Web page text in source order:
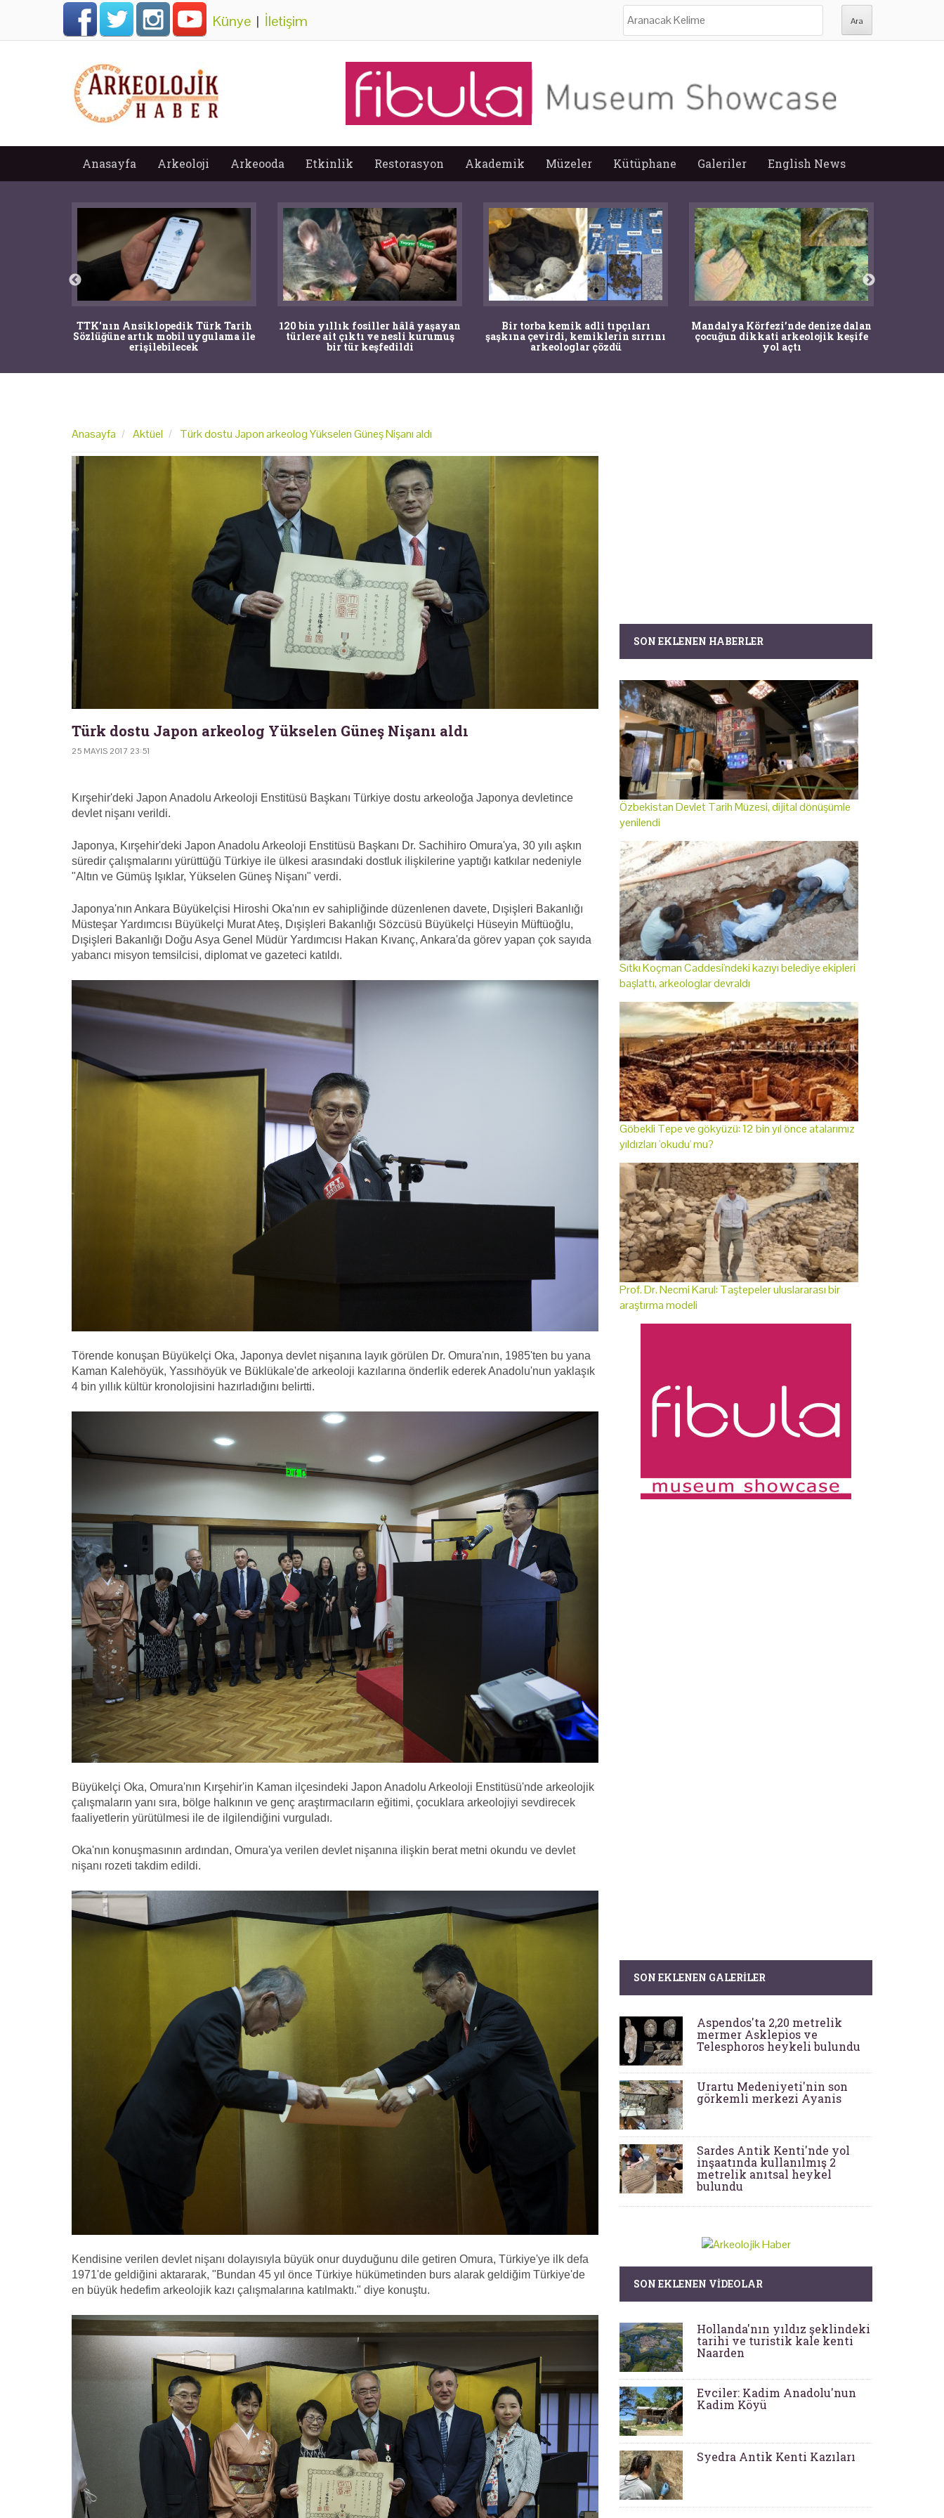
Künye | İletişim
Anasayfa Arkeoloji Arkeooda Etkinlik Restorasyon Akademik Müzeler Kütüphane Galeriler English News
TTK'nın Ansiklopedik Türk Tarih
Sözlüğüne artık mobil uygulama ile
erişilebilecek
120 bin yıllık fosiller hâlâ yaşayan
türlere ait çıktı ve nesli kurumuş
bir tür keşfedildi
Bir torba kemik adli tıpçıları
şaşkına çevirdi, kemiklerin sırrını
arkeologlar çözdü
Mandalya Körfezi’nde denize dalan
çocuğun dikkati arkeolojik keşife
yol açtı
Anasayfa Aktüel Türk dostu Japon arkeolog Yükselen Güneş Nişanı aldı
Türk dostu Japon arkeolog Yükselen Güneş Nişanı aldı
25 MAYIS 2017 23:51
Kırşehir'deki Japon Anadolu Arkeoloji Enstitüsü Başkanı Türkiye dostu arkeoloğa Japonya devletince
devlet nişanı verildi.
Japonya, Kırşehir'deki Japon Anadolu Arkeoloji Enstitüsü Başkanı Dr. Sachihiro Omura'ya, 30 yılı aşkın
süredir çalışmalarını yürüttüğü Türkiye ile ülkesi arasındaki dostluk ilişkilerine yaptığı katkılar nedeniyle
"Altın ve Gümüş Işıklar, Yükselen Güneş Nişanı" verdi.
Japonya'nın Ankara Büyükelçisi Hiroshi Oka'nın ev sahipliğinde düzenlenen davete, Dışişleri Bakanlığı
Müsteşar Yardımcısı Büyükelçi Murat Ateş, Dışişleri Bakanlığı Sözcüsü Büyükelçi Hüseyin Müftüoğlu,
Dışişleri Bakanlığı Doğu Asya Genel Müdür Yardımcısı Hakan Kıvanç, Ankara'da görev yapan çok sayıda
yabancı misyon temsilcisi, diplomat ve gazeteci katıldı.
Törende konuşan Büyükelçi Oka, Japonya devlet nişanına layık görülen Dr. Omura'nın, 1985'ten bu yana
Kaman Kalehöyük, Yassıhöyük ve Büklükale'de arkeoloji kazılarına önderlik ederek Anadolu'nun yaklaşık
4 bin yıllık kültür kronolojisini hazırladığını belirtti.
Büyükelçi Oka, Omura'nın Kırşehir'in Kaman ilçesindeki Japon Anadolu Arkeoloji Enstitüsü'nde arkeolojik
çalışmaların yanı sıra, bölge halkının ve genç araştırmacıların eğitimi, çocuklara arkeolojiyi sevdirecek
faaliyetlerin yürütülmesi ile de ilgilendiğini vurguladı.
Oka'nın konuşmasının ardından, Omura'ya verilen devlet nişanına ilişkin berat metni okundu ve devlet
nişanı rozeti takdim edildi.
Kendisine verilen devlet nişanı dolayısıyla büyük onur duyduğunu dile getiren Omura, Türkiye'ye ilk defa
1971'de geldiğini aktararak, "Bundan 45 yıl önce Türkiye hükümetinden burs alarak geldiğim Türkiye'de
en büyük hedefim arkeolojik kazı çalışmalarına katılmaktı." diye konuştu.
SON EKLENEN HABERLER
Özbekistan Devlet Tarih Müzesi, dijital dönüşümle
yenilendi
Sıtkı Koçman Caddesi'ndeki kazıyı belediye ekipleri
başlattı, arkeologlar devraldı
Göbekli Tepe ve gökyüzü: 12 bin yıl önce atalarımız
yıldızları 'okudu' mu?
Prof. Dr. Necmi Karul: Taştepeler uluslararası bir
araştırma modeli
SON EKLENEN GALERILER
Aspendos'ta 2,20 metrelik
mermer Asklepios ve
Telesphoros heykeli bulundu
Urartu Medeniyeti'nin son
görkemli merkezi Ayanis
Sardes Antik Kenti'nde yol
inşaatında kullanılmış 2
metrelik anıtsal heykel
bulundu
SON EKLENEN VIDEOLAR
Hollanda'nın yıldız şeklindeki
tarihi ve turistik kale kenti
Naarden
Evciler: Kadim Anadolu'nun
Kadim Köyü
Syedra Antik Kenti Kazıları